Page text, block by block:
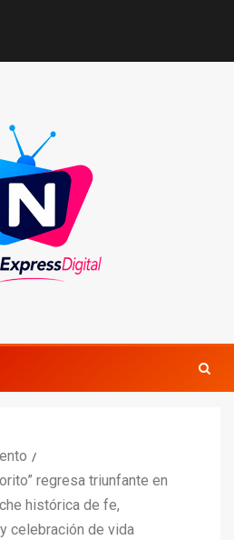
regresa triunfante en
histórica de fe,
celebración de vida